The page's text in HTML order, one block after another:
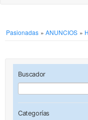
Pasionadas » ANUNCIOS »
Buscador
Categorías